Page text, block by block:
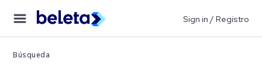
Sign in / Registro
Búsqueda